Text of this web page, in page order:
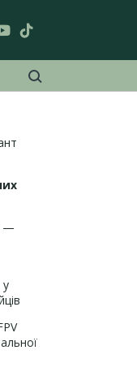
—